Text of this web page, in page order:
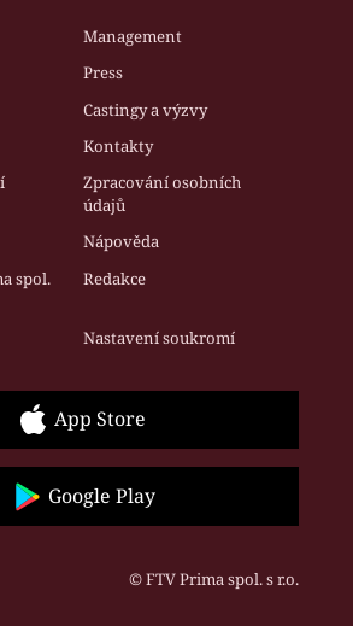
Management
Press
Castingy a výzvy
Kontakty
Zpracování osobních
údajů
Nápověda
spol.
Redakce
Nastavení soukromí
App Store
Google Play
© FTV Prima spol. s r.o.